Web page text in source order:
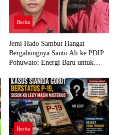
Berita
Jemi Hado Sambut Hangat
Bergabungnya Santo Ali ke PDIP
Pohuwato: Energi Baru untuk
Berita